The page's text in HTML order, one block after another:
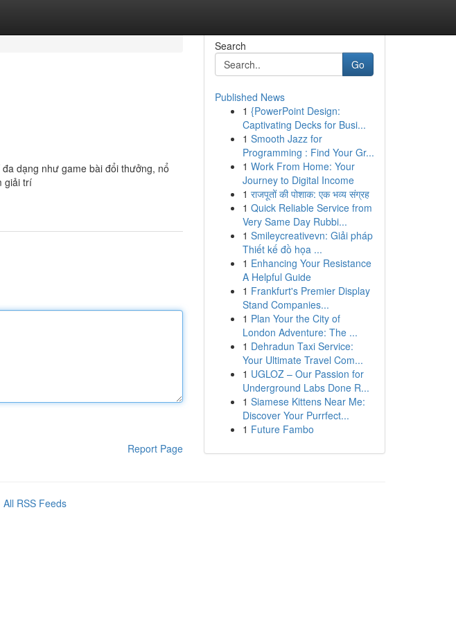
dạng như game bài đổi thưởng, nổ
giải trí
Report Page
Search
Go
Published News
1 {PowerPoint Design:
Captivating Decks for Busi...
1 Smooth Jazz for
Programming : Find Your Gr...
1 Work From Home: Your
Journey to Digital Income
1 राजपूतों की पोशाक: एक भव्य संग्रह
1 Quick Reliable Service from
Very Same Day Rubbi...
1 Smileycreativevn: Giải pháp
Thiết kế đồ họa ...
1 Enhancing Your Resistance
A Helpful Guide
1 Frankfurt's Premier Display
Stand Companies...
1 Plan Your the City of
London Adventure: The ...
1 Dehradun Taxi Service:
Your Ultimate Travel Com...
1 UGLOZ – Our Passion for
Underground Labs Done R...
1 Siamese Kittens Near Me:
Discover Your Purrfect...
1 Future Fambo
All RSS Feeds